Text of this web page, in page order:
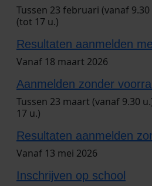
Tussen 23 februari (vanaf
(tot 17 u.)
Resultaten aanmelden
Vanaf 18 maart 2026
Aanmelden zonder
Tussen 23 maart (vanaf 9.30
17 u.)
Resultaten aanmelden
Vanaf 13 mei 2026
Inschrijven op school